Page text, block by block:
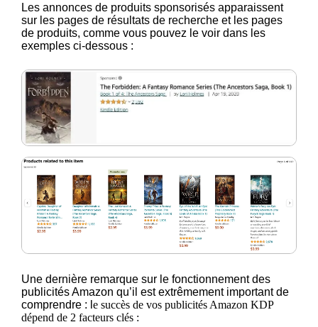
Les annonces de produits sponsorisés apparaissent
sur les pages de résultats de recherche et les pages
de produits, comme vous pouvez le voir dans les
exemples ci-dessous :
Une dernière remarque sur le fonctionnement des
publicités Amazon qu’il est extrêmement important de
comprendre : l e succès de vos publicités Amazon KDP
dépend de 2 facteurs clés :